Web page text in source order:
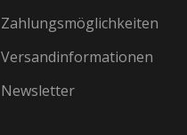
Zahlungsmöglichkeiten
Versandinformationen
Newsletter